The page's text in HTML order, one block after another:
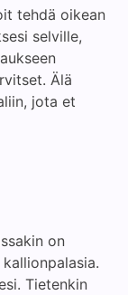
tehdä oikean
selville,
Älä
jota et
on
Tietenkin